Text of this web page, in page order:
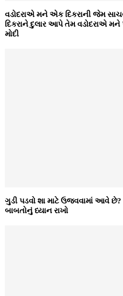
વડોદરાએ મને એક દિકરાની જેમ
દિકરાને દુલાર આપે તેમ વડોદરાએ
મોદી
ગુડી પડવો શા માટે ઉજવવામાં આવે
બાબતોનું ધ્યાન રાખો